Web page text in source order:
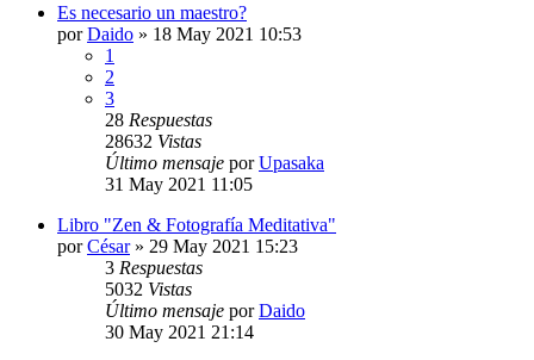
Es necesario un maestro?
porDaido » 18 May 2021 10:53
1
2
3
28 Respuestas
28632 Vistas
Último mensaje porUpasaka
31 May 2021 11:05
Libro "Zen & Fotografía Meditativa"
porCésar» 29 May 2021 15:23
3 Respuestas
5032 Vistas
Último mensaje porDaido
30 May 2021 21:14